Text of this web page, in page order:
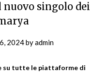
nuovo singolo dei
2024byadmin
su tutte le piattaforme di